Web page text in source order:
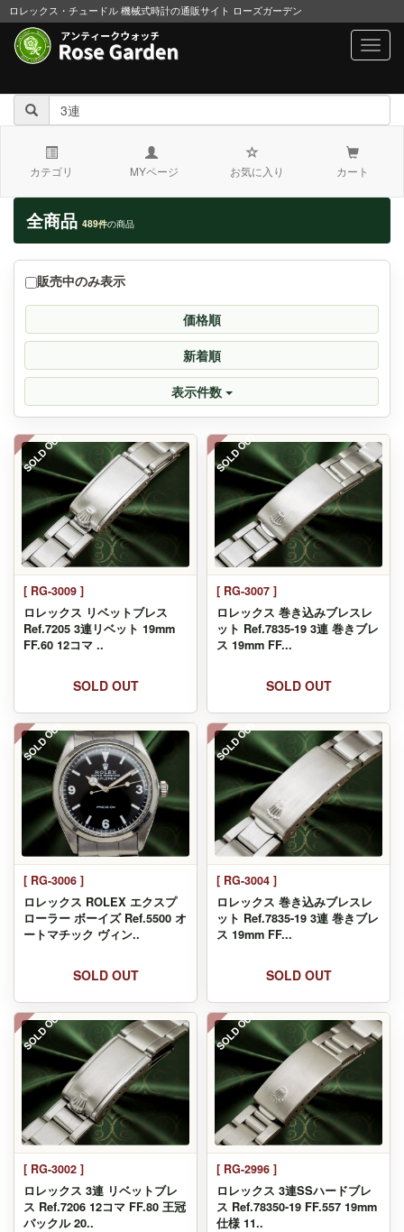
ロレックス・チュードル 機械式時計の通販サイト ローズガーデン
カテゴリ MYページ お気に入り カート
全商品 489件の商品
販売中のみ表示
価格順
新着順
表示件数
SOLD OUT
[ RG-3009 ]
ロレックス リベットブレス
Ref.7205 3連リベット 19mm
FF.60 12コマ ..
SOLD OUT
SOLD OUT
[ RG-3007 ]
ロレックス 巻き込みブレスレ
ット Ref.7835-19 3連 巻きブレ
ス 19mm FF...
SOLD OUT
SOLD OUT
[ RG-3006 ]
ロレックス ROLEX エクスプ
ローラー ボーイズ Ref.5500 オ
ートマチック ヴィン..
SOLD OUT
SOLD OUT
[ RG-3004 ]
ロレックス 巻き込みブレスレ
ット Ref.7835-19 3連 巻きブレ
ス 19mm FF...
SOLD OUT
SOLD OUT
[ RG-3002 ]
ロレックス 3連 リベットブレ
ス Ref.7206 12コマ FF.80 王冠
バックル 20..
SOLD OUT
[ RG-2996 ]
ロレックス 3連SSハードブレ
ス Ref.78350-19 FF.557 19mm
仕様 11..